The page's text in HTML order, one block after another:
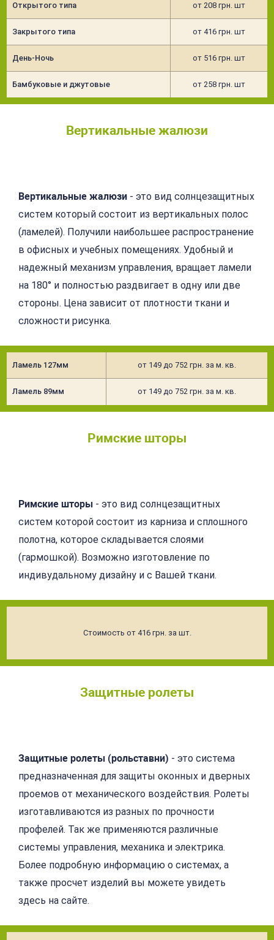
Открытого типа от 208 грн. шт
Закрытого типа от 416 грн. шт
День-Ночь от 516 грн. шт
Бамбуковые и джутовые от 258 грн. шт
Вертикальные жалюзи
Подробнее
Вертикальные жалюзи - это вид солнцезащитных
систем который состоит из вертикальных полос
(ламелей). Получили наибольшее распространение
в офисных и учебных помещениях. Удобный и
надежный механизм управления, вращает ламели
на 180° и полностью раздвигает в одну или две
стороны. Цена зависит от плотности ткани и
сложности рисунка.
Ламель 127мм от 149 до 752 грн. за м. кв.
Ламель 89мм от 149 до 752 грн. за м. кв.
Римские шторы
Подробнее
Римские шторы - это вид солнцезащитных
систем которой состоит из карниза и сплошного
полотна, которое складывается слоями
(гармошкой). Возможно изготовление по
индивудальному дизайну и с Вашей ткани.
Стоимость от 416 грн. за шт.
Защитные ролеты
Подробнее
Защитные ролеты (рольставни) - это система
предназначенная для защиты оконных и дверных
проемов от механического воздействия. Ролеты
изготавливаются из разных по прочности
профелей. Так же применяются различные
системы управления, механика и электрика.
Более подробную информацию о системах, а
также просчет изделий вы можете увидеть
здесь на сайте.